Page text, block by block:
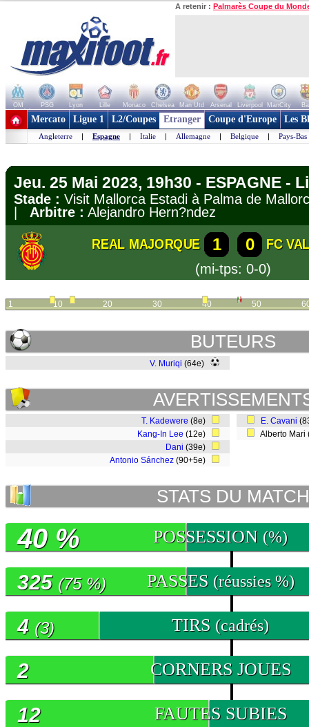
A retenir : Palmarès Coupe du
OM PSG Lyon Lille Monaco Chelsea Man Utd Arsenal Liverpool ManCity
+ de clubs
Mercato Ligue 1 L2/Coupes Etranger Coupe d'Europe Les
Angleterre | Espagne | Italie | Allemagne | Belgique | Pays-Bas
Jeu. 25 Mai 2023, 19h30 - ESPAGNE -
Stade : Visit Mallorca Estadi à Palma de
Arbitre : Alejandro Hern?ndez
REAL MAJORQUE 1 0
FC
(mi-tps: 0-0)
1 10 20 30 40 50
BUTEURS
V. Muriqi (64e)
T. Kadewere (8e)
Kang-In Lee (12e)
Dani (39e)
Antonio Sánchez (90+5e)
E. Cavani
Alberto
STATS DU MATCH
POSSESSION (%)
40 %
PASSES (réussies %)
325 (75 %)
TIRS (cadrés)
4 (3)
CORNERS JOUES
2
FAUTES SUBIES
12